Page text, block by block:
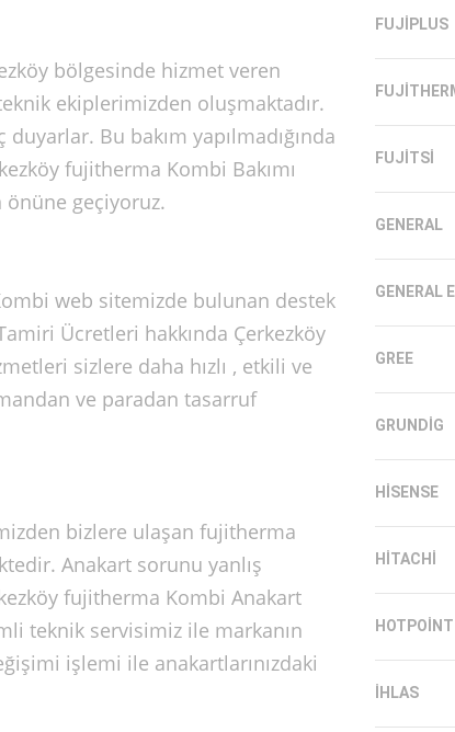
bölgesinde hizmet veren
ekiplerimizden oluşmaktadır.
Bu bakım yapılmadığında
fujitherma Kombi Bakımı
önüne geçiyoruz.
web sitemizde bulunan destek
Ücretleri hakkında Çerkezköy
sizlere daha hızlı , etkili ve
ve paradan tasarruf
bizlere ulaşan fujitherma
Anakart sorunu yanlış
fujitherma Kombi Anakart
teknik servisimiz ile markanın
işlemi ile anakartlarınızdaki
FUJIPLUS
FUJITSI
GENERAL
GENERAL
GREE
GRUNDIG
HISENSE
HITACHI
HOTPOINT
IHLAS